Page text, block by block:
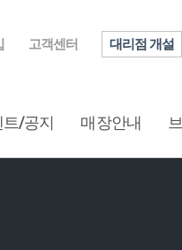
고객센터 대리점 개설
트/공지 매장안내